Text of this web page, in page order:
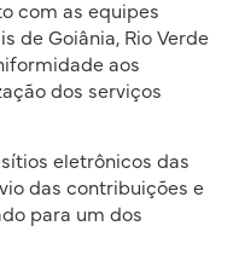
com as equipes
de Goiânia, Rio Verde
aos
dos serviços
eletrônicos das
das contribuições e
para um dos